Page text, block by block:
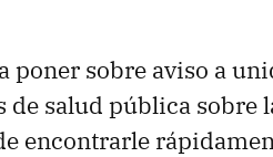
poner sobre aviso a
salud pública sobre
encontrarle